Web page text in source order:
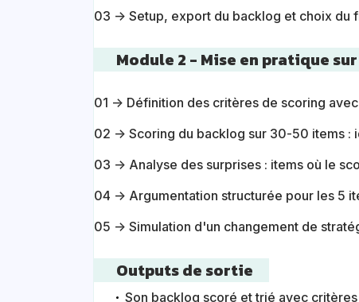
03 → Setup, export du backlog et choix du
Module 2 - Mise en pratique
01 → Définition des critères de scoring
02 → Scoring du backlog sur 30-50 items :
03 → Analyse des surprises : items où le
04 → Argumentation structurée pour les 5
05 → Simulation d'un changement de
Outputs de sortie
Son backlog scoré et trié avec